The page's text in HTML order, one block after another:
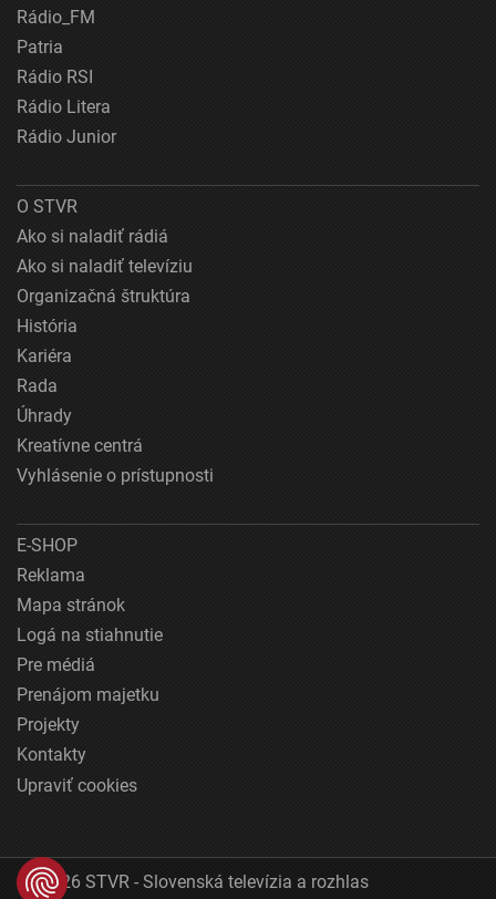
Rádio_FM
Patria
Rádio RSI
Rádio Litera
Rádio Junior
O STVR
Ako si naladiť rádiá
Ako si naladiť televíziu
Organizačná štruktúra
História
Kariéra
Rada
Úhrady
Kreatívne centrá
Vyhlásenie o prístupnosti
E-SHOP
Reklama
Mapa stránok
Logá na stiahnutie
Pre médiá
Prenájom majetku
Projekty
Kontakty
Upraviť cookies
© 2026 STVR - Slovenská televízia a rozhlas